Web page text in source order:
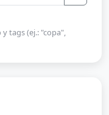
tags (ej.: "copa",